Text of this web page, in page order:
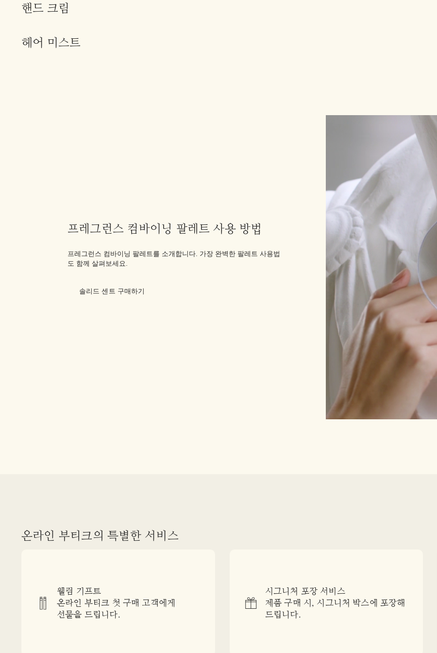
핸드 크림
헤어 미스트
프레그런스 컴바이닝 팔레트 사용 방법
프레그런스 컴바이닝 팔레트를 소개합니다. 가장 완벽한 팔레트 사용법
도 함께 살펴보세요.
솔리드 센트 구매하기
온라인 부티크의 특별한 서비스
웰컴 기프트
온라인 부티크 첫 구매 고객에게
선물을 드립니다.
시그니처 포장 서비스
제품 구매 시, 시그니처 박스에 포장해
드립니다.